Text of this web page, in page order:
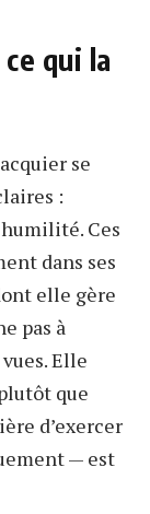
qui la
se
:
Ces
dans ses
elle gère
pas à
Elle
que
d’exercer
— est